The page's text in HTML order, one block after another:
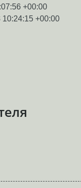
+00:00
10:24:15 +00:00